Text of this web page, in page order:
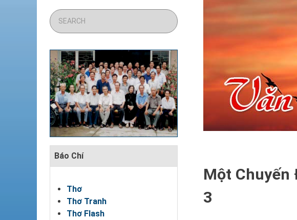
Báo Chí
Thơ
Thơ Tranh
Thơ Flash
Một Chuyến
3